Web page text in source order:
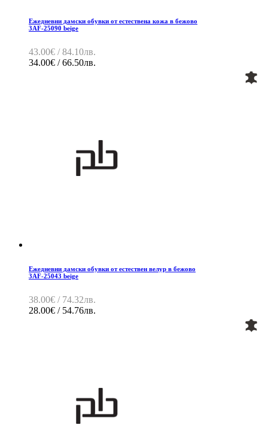
Ежедневни дамски обувки от естествена кожа в бежово
3AF-25090 beige
43.00€ / 84.10лв.
34.00€ / 66.50лв.
Ежедневни дамски обувки от естествен велур в бежово
3AF-25043 beige
38.00€ / 74.32лв.
28.00€ / 54.76лв.